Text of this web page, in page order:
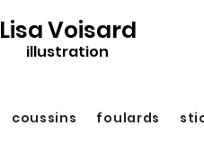
Lisa Voisard
illustration
coussins foulards